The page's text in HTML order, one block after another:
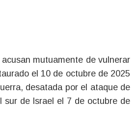
acusan mutuamente de vulnerar
el 10 de octubre de 2025
desatada por el ataque de
sur de Israel el 7 de octubre de